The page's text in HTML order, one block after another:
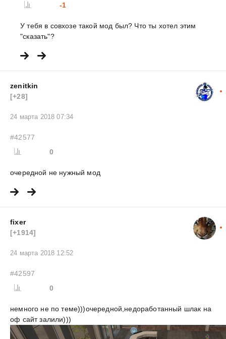
-1
У тебя в совхозе такой мод был? Что ты хотел этим
"сказать"?
zenitkin
[+28]
24 марта 2018 07:34
#42577
0
очередной не нужный мод
fixer
[+1914]
24 марта 2018 12:52
#42597
0
немного не по теме)))очередной,недоработанный шлак на
оф сайт залили)))